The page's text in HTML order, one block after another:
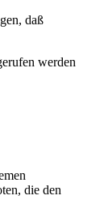
daß
werden
die den